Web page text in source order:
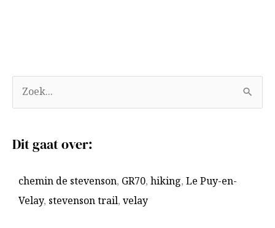
o
k
Dit gaat over:
chemin de stevenson, GR70, hiking, Le Puy-en-
Velay, stevenson trail, velay
r
h